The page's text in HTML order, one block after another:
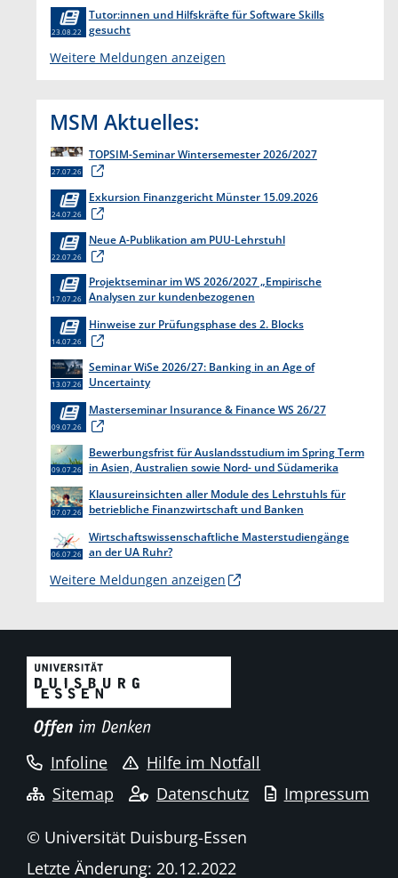
Tutor:innen und Hilfskräfte für Software Skills
gesucht
23.08.22
Weitere Meldungen anzeigen
MSM Aktuelles:
TOPSIM-Seminar Wintersemester 2026/2027
27.07.26
Exkursion Finanzgericht Münster 15.09.2026
24.07.26
Neue A-Publikation am PUU-Lehrstuhl
22.07.26
Projektseminar im WS 2026/2027 „Empirische
Analysen zur kundenbezogenen
17.07.26
Hinweise zur Prüfungsphase des 2. Blocks
14.07.26
Seminar WiSe 2026/27: Banking in an Age of
Uncertainty
13.07.26
Masterseminar Insurance & Finance WS 26/27
09.07.26
Bewerbungsfrist für Auslandsstudium im Spring Term
in Asien, Australien sowie Nord- und Südamerika
09.07.26
Klausureinsichten aller Module des Lehrstuhls für
betriebliche Finanzwirtschaft und Banken
07.07.26
Wirtschaftswissenschaftliche Masterstudiengänge
an der UA Ruhr?
06.07.26
Weitere Meldungen anzeigen
Infoline
Hilfe im Notfall
Sitemap
Datenschutz Impressum
© Universität Duisburg-Essen
Letzte Änderung: 20.12.2022